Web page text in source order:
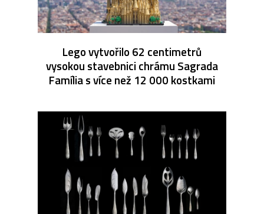
Lego vytvořilo 62 centimetrů
vysokou stavebnici chrámu Sagrada
Família s více než 12 000 kostkami